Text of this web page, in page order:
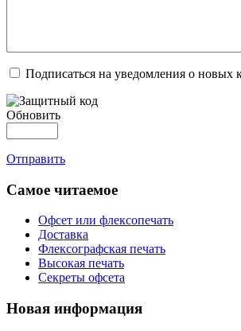
Подписаться на уведомления о новых
Обновить
Отправить
Самое читаемое
Офсет или флексопечать
Доставка
Флексографская печать
Высокая печать
Секреты офсета
Новая информация